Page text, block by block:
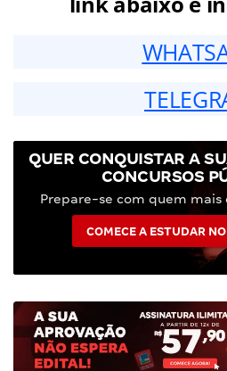
QUER CONQUISTAR A
CONCURSOS
Prepare-se com quem mais
COMECE A ESTUDAR